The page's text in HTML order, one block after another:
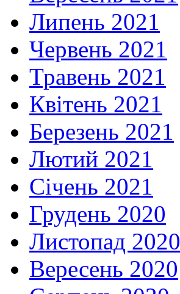
Липень 2021
Червень 2021
Травень 2021
Квітень 2021
Березень 2021
Лютий 2021
Січень 2021
Грудень 2020
Листопад 2020
Вересень 2020